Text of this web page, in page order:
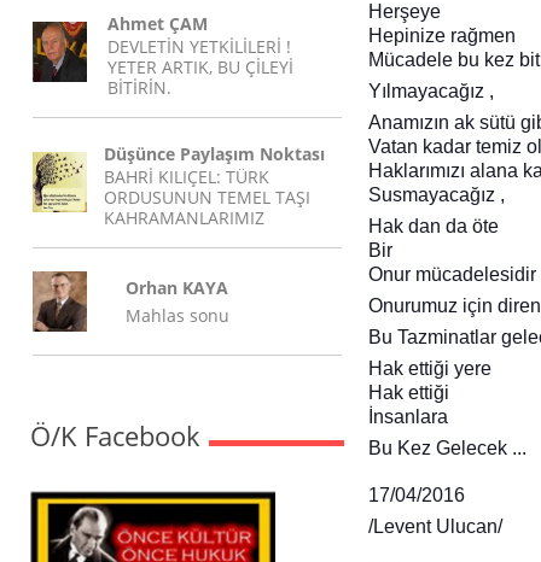
Ahmet ÇAM
DEVLETİN YETKİLİLERİ !
YETER ARTIK, BU ÇİLEYİ
BİTİRİN.
Düşünce Paylaşım Noktası
BAHRİ KILIÇEL: TÜRK
ORDUSUNUN TEMEL TAŞI
KAHRAMANLARIMIZ
Orhan KAYA
Mahlas sonu
Ö/K Facebook
Herşeye
Hepinize rağmen
Mücadele bu kez
Yılmayacağız ,
Anamızın ak sütü
Vatan kadar temiz
Haklarımızı alana
Susmayacağız ,
Hak dan da öte
Bir
Onur mücadelesidir
Onurumuz için
Bu Tazminatlar
Hak ettiği yere
Hak ettiği
İnsanlara
Bu Kez Gelecek ...
17/04/2016
/Levent Ulucan/